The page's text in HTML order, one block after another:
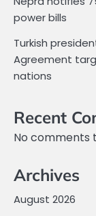
power bills
Turkish
Agreement
nations
Recent
No comments
Archives
August 2026